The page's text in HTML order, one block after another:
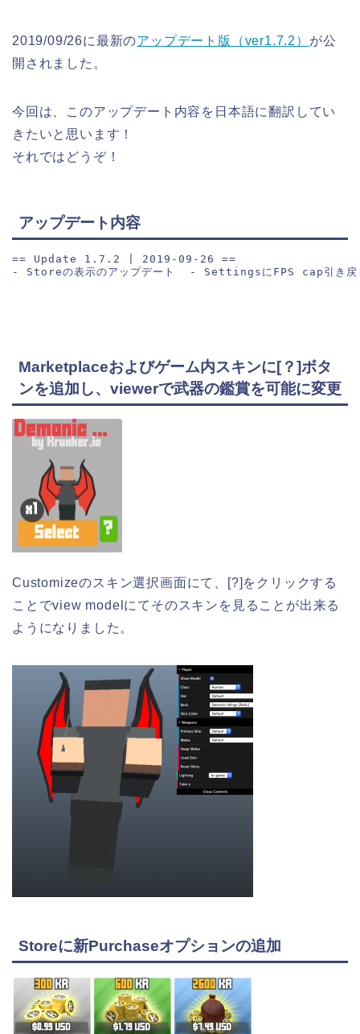
2019/09/26に最新のアップデート版（ver1.7.2） が公
開されました。
今回は、このアップデート内容を日本語に翻訳してい
きたいと思います！
それではどうぞ！
アップデート内容
== Update 1.7.2 | 2019-09-26 ==
- Storeの表示のアップデート - SettingsにFPS cap引き
Marketplaceおよびゲーム内スキンに[？]ボタ
ンを追加し、viewerで武器の鑑賞を可能に変更
Customizeのスキン選択画面にて、[?]をクリックする
ことでview modelにてそのスキンを見ることが出来る
ようになりました。
Storeに新Purchaseオプションの追加